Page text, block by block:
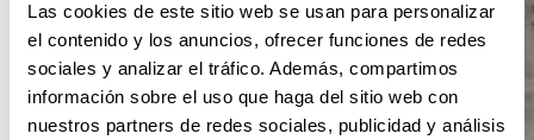
Las cookies de este sitio web se usan para personalizar
el contenido y los anuncios, ofrecer funciones de redes
sociales y analizar el tráfico. Además, compartimos
información sobre el uso que haga del sitio web con
nuestros partners de redes sociales, publicidad y análisis